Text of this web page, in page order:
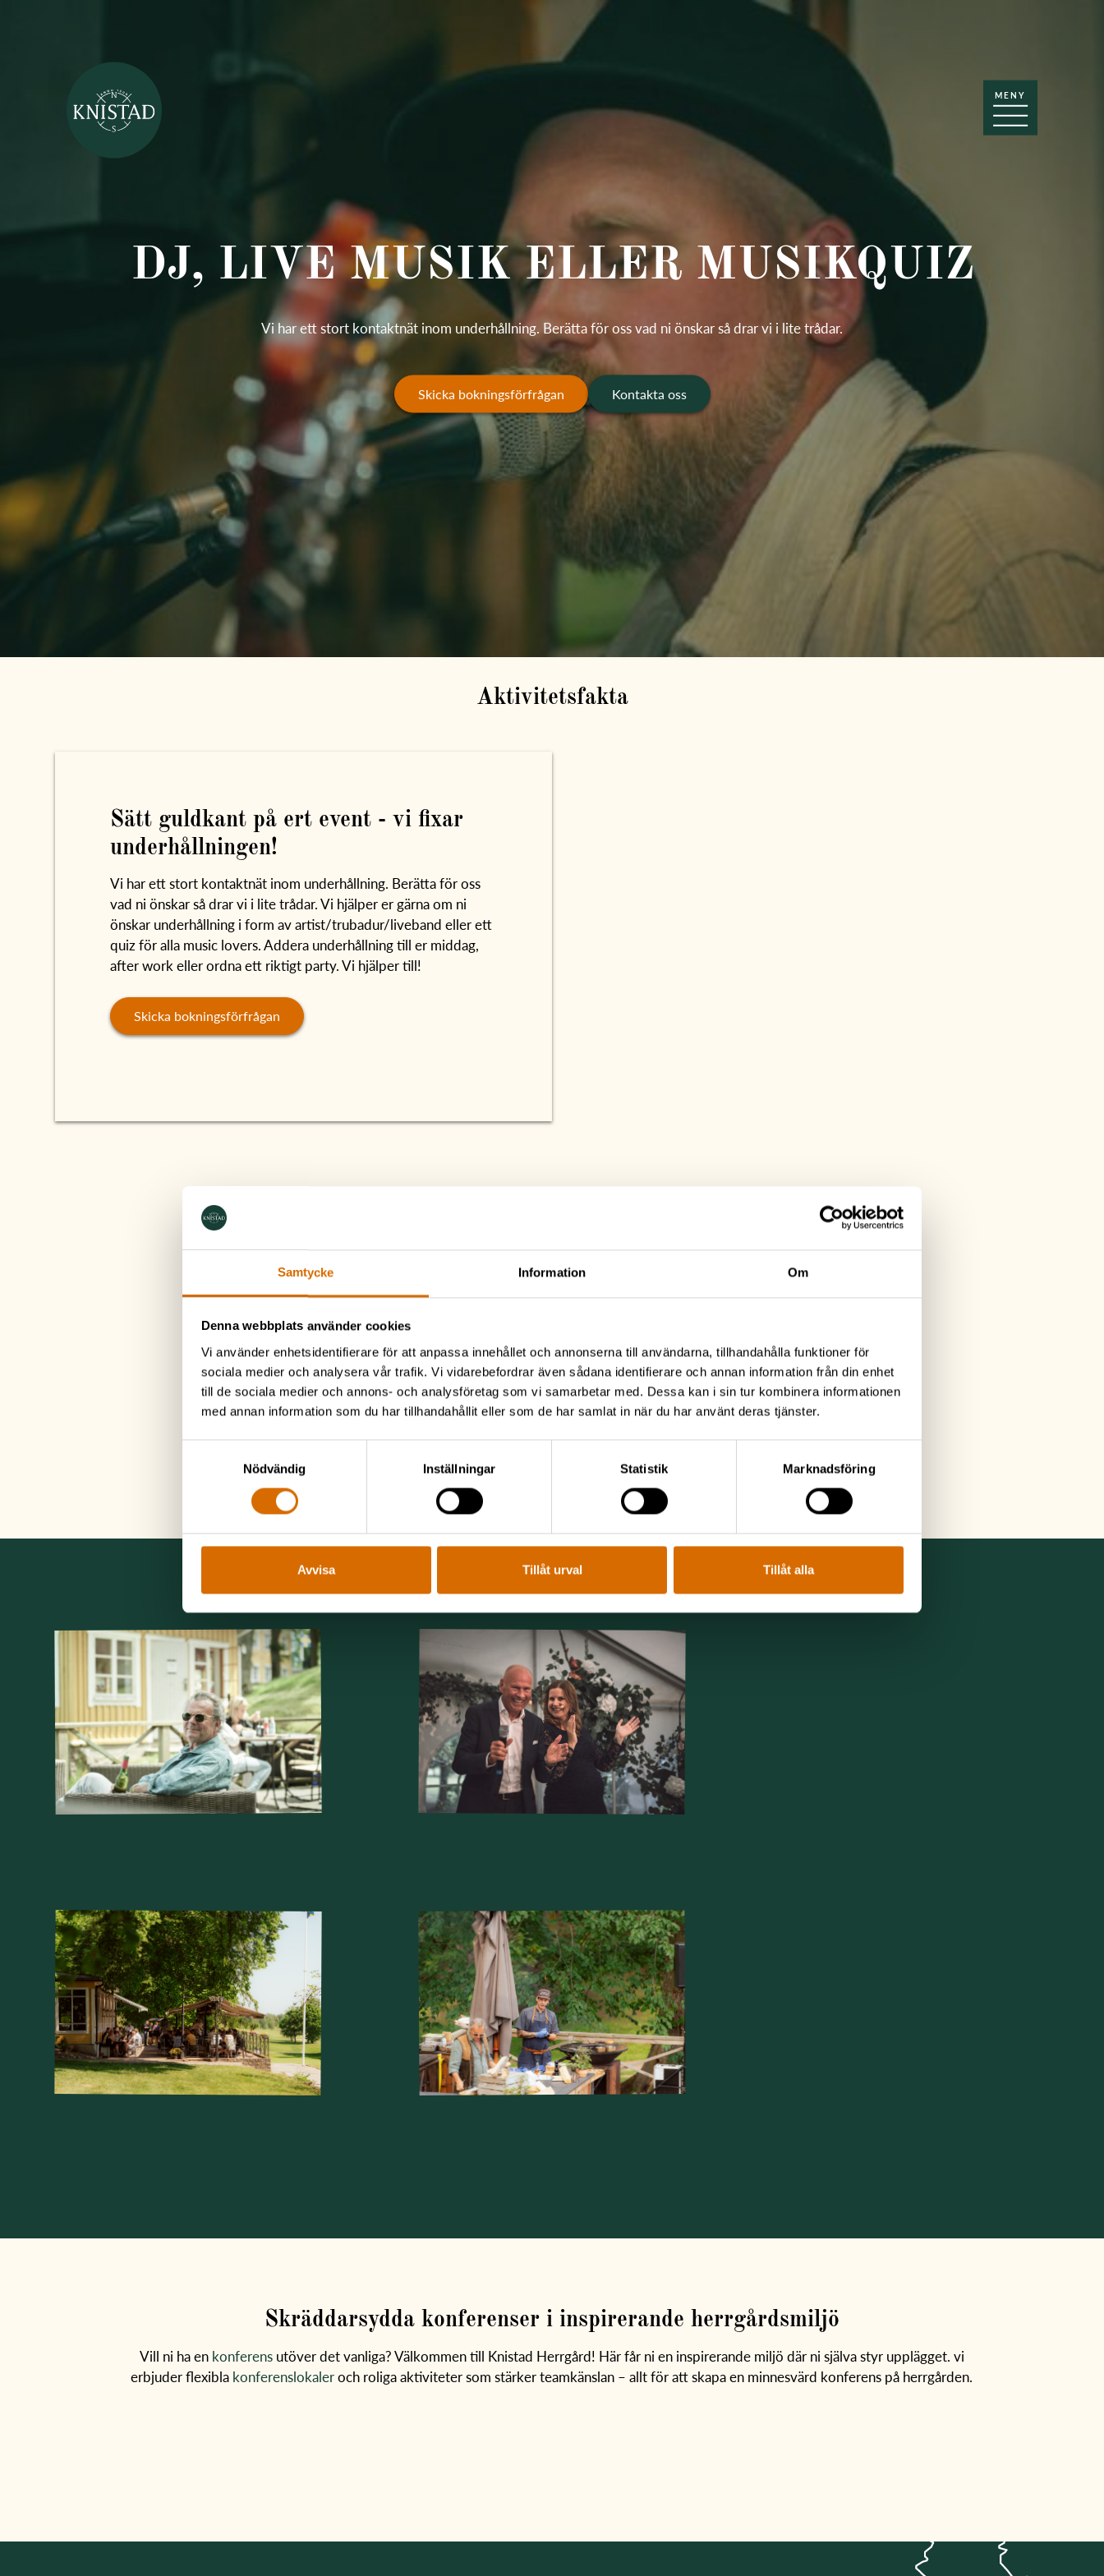
Samtycke Information Om
Denna webbplats använder cookies
Vi använder enhetsidentifierare för att anpassa innehållet och annonserna till användarna, tillhandahålla funktioner för
sociala medier och analysera vår trafik. Vi vidarebefordrar även sådana identifierare och annan information från din enhet
till de sociala medier och annons- och analysföretag som vi samarbetar med. Dessa kan i sin tur kombinera informationen
med annan information som du har tillhandahållit eller som de har samlat in när du har använt deras tjänster.
Nödvändig
Inställningar Statistik Marknadsföring
Avvisa Tillåt urval Tillåt alla
MENY
DJ, LIVE MUSIK ELLER MUSIKQUIZ
Vi har ett stort kontaktnät inom underhållning. Berätta för oss vad ni önskar så drar vi i lite trådar.
Skicka bokningsförfrågan Kontakta oss
Aktivitetsfakta
Sätt guldkant på ert event - vi fixar
underhållningen!
Vi har ett stort kontaktnät inom underhållning. Berätta för oss
vad ni önskar så drar vi i lite trådar. Vi hjälper er gärna om ni
önskar underhållning i form av artist/trubadur/liveband eller ett
quiz för alla music lovers. Addera underhållning till er middag,
after work eller ordna ett riktigt party. Vi hjälper till!
Skicka bokningsförfrågan
Se alla konferensaktiviteter Läs mer om konferens
Skräddarsydda konferenser i inspirerande herrgårdsmiljö
Vill ni ha en konferensutöver det vanliga? Välkommen till Knistad Herrgård! Här får ni en inspirerande miljö där ni själva styr upplägget. vi
erbjuder flexibla konferenslokaleroch roliga aktiviteter som stärker teamkänslan – allt för att skapa en minnesvärd konferens på herrgården.